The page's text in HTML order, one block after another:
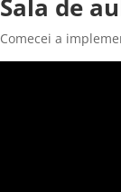
Sala de
Comecei a